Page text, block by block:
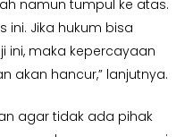
namun tumpul ke atas.
ini. Jika hukum bisa
ini, maka kepercayaan
akan hancur,” lanjutnya.
agar tidak ada pihak